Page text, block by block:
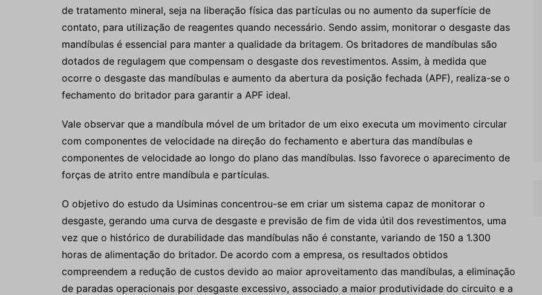
de tratamento mineral, seja na liberação física das partículas ou no aumento da superfície de
contato, para utilização de reagentes quando necessário. Sendo assim, monitorar o desgaste das
mandíbulas é essencial para manter a qualidade da britagem. Os britadores de mandíbulas são
dotados de regulagem que compensam o desgaste dos revestimentos. Assim, à medida que
ocorre o desgaste das mandíbulas e aumento da abertura da posição fechada (APF), realiza-se o
fechamento do britador para garantir a APF ideal.
Vale observar que a mandíbula móvel de um britador de um eixo executa um movimento circular
com componentes de velocidade na direção do fechamento e abertura das mandíbulas e
componentes de velocidade ao longo do plano das mandíbulas. Isso favorece o aparecimento de
forças de atrito entre mandíbula e partículas.
O objetivo do estudo da Usiminas concentrou-se em criar um sistema capaz de monitorar o
desgaste, gerando uma curva de desgaste e previsão de fim de vida útil dos revestimentos, uma
vez que o histórico de durabilidade das mandíbulas não é constante, variando de 150 a 1.300
horas de alimentação do britador. De acordo com a empresa, os resultados obtidos
compreendem a redução de custos devido ao maior aproveitamento das mandíbulas, a eliminação
de paradas operacionais por desgaste excessivo, associado a maior produtividade do circuito e a